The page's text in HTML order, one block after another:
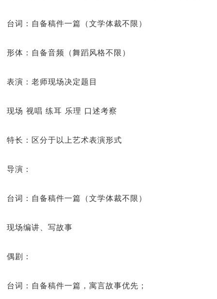
台词：自备稿件一篇（文学体裁不限）
形体：自备音频（舞蹈风格不限）
表演：老师现场决定题目
现场 视唱 练耳 乐理 口述考察
特长：区分于以上艺术表演形式
导演：
台词：自备稿件一篇（文学体裁不限）
现场编讲、写故事
偶剧：
台词：自备稿件一篇，寓言故事优先；